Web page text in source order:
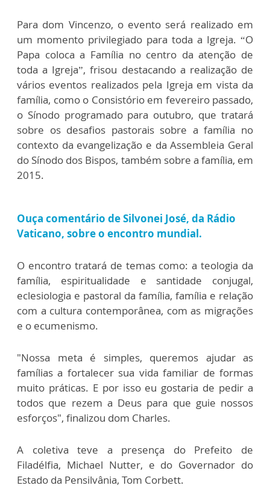
Para dom Vincenzo, o evento será realizado em
um momento privilegiado para toda a Igreja. “O
Papa coloca a Família no centro da atenção de
toda a Igreja”, frisou destacando a realização de
vários eventos realizados pela Igreja em vista da
família, como o Consistório em fevereiro passado,
o Sínodo programado para outubro, que tratará
sobre os desafios pastorais sobre a família no
contexto da evangelização e da Assembleia Geral
do Sínodo dos Bispos, também sobre a família, em
2015.
Ouça comentário de Silvonei José, da Rádio
Vaticano, sobre o encontro mundial.
O encontro tratará de temas como: a teologia da
família, espiritualidade e santidade conjugal,
eclesiologia e pastoral da família, família e relação
com a cultura contemporânea, com as migrações
e o ecumenismo.
"Nossa meta é simples, queremos ajudar as
famílias a fortalecer sua vida familiar de formas
muito práticas. E por isso eu gostaria de pedir a
todos que rezem a Deus para que guie nossos
esforços", finalizou dom Charles.
A coletiva teve a presença do Prefeito de
Filadélfia, Michael Nutter, e do Governador do
Estado da Pensilvânia, Tom Corbett.